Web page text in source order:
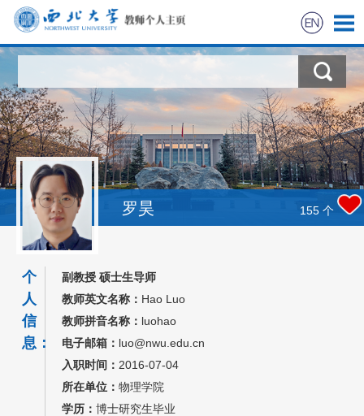
科学研究
教学研究
罗昊 155 个
个
人
信
息：
副教授 硕士生导师
教师英文名称： Hao Luo
教师拼音名称： luohao
电子邮箱： luo@nwu.edu.cn
入职时间： 2016-07-04
所在单位： 物理学院
学历： 博士研究生毕业